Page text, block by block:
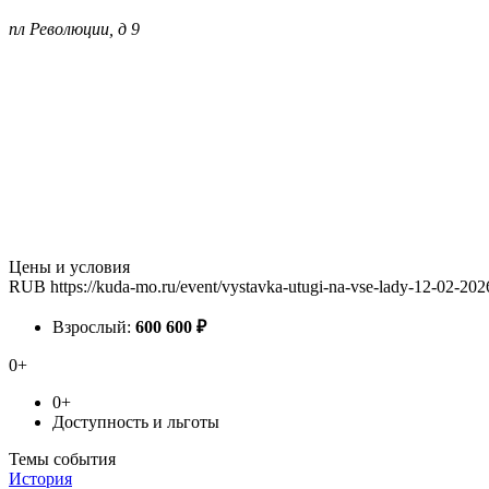
пл Революции, д 9
Цены и условия
RUB https://kuda-mo.ru/event/vystavka-utugi-na-vse-lady-12-02-
Взрослый: 600 600 ₽
0+
0+
Доступность и льготы
Темы события
История